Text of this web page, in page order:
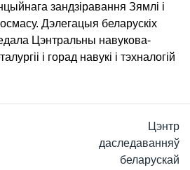
зандзіравання Зямлі і
Дэлегацыя беларускіх
Цэнтральны навукова-
і горад навукі і тэхналогій
Цэнтр
даследаванняў
беларускай